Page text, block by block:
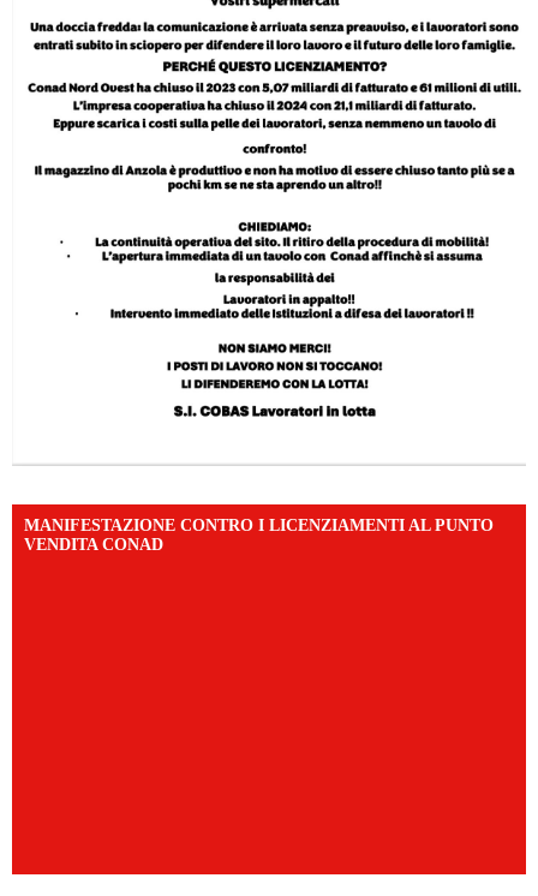
MANIFESTAZIONE CONTRO I LICENZIAMENTI AL PUNTO
VENDITA CONAD